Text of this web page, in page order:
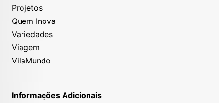
Projetos
Quem Inova
Variedades
Viagem
VilaMundo
Informações Adicionais